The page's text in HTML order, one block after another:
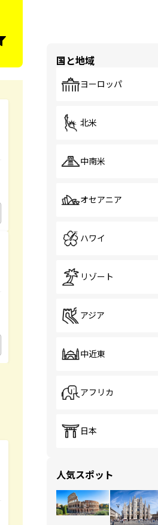
国と地域
ヨーロッパ
北米
中南米
オセアニア
ハワイ
リゾート
アジア
中近東
アフリカ
日本
人気スポット